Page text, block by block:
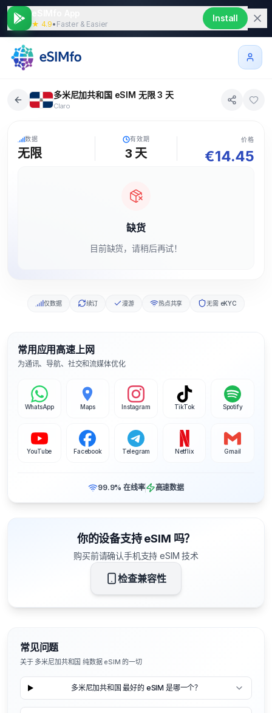
★ 4.9• Faster & Easier
Install
多米尼加共和国 eSIM 无限 3 天
Claro
数据
无限
有效期
3 天
价格
€14.45
缺货
目前缺货，请稍后再试！
仅数据 续订 漫游 热点共享 无需 eKYC
常用应用高速上网
为通讯、导航、社交和流媒体优化
WhatsApp Maps Instagram TikTok Spotify
YouTube Facebook Telegram Netflix Gmail
99.9% 在线率 高速数据
你的设备支持 eSIM 吗？
购买前请确认手机支持 eSIM 技术
检查兼容性
常见问题
关于 多米尼加共和国 纯数据 eSIM 的一切
多米尼加共和国 最好的 eSIM 是哪一个？